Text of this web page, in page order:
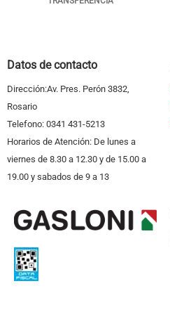
Datos de contacto
Dirección:Av. Pres. Perón 3832,
Rosario
Telefono: 0341 431-5213
Horarios de Atención: De lunes a
viernes de 8.30 a 12.30 y de 15.00 a
19.00 y sabados de 9 a 13